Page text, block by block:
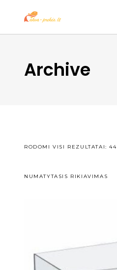
Archive
RODOMI VISI REZULTATAI: 44
NUMATYTASIS RIKIAVIMAS